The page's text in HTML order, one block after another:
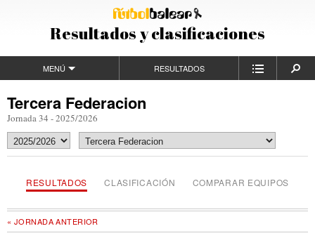
Resultados y clasificaciones
MENÚ RESULTADOS
Tercera Federacion
Jornada 34 - 2025/2026
RESULTADOS CLASIFICACIÓN COMPARAR EQUIPOS
« JORNADA ANTERIOR